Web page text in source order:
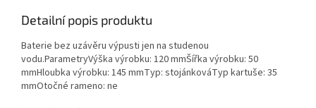
Detailní popis produktu
Baterie bez uzávěru výpusti jen na studenou
vodu.ParametryVýška výrobku: 120 mmŠířka výrobku: 50
mmHloubka výrobku: 145 mmTyp: stojánkováTyp kartuše: 35
mmOtočné rameno: ne